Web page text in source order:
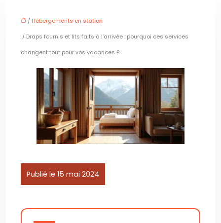
/ Hébergements en station
/ Draps fournis et lits faits à l’arrivée : pourquoi ces services
changent tout pour vos vacances ?
Publié le 15 mai 2024